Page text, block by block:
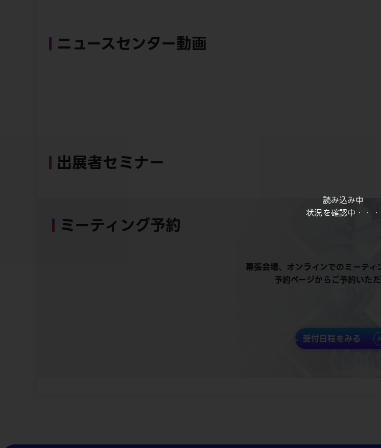
読み込み中
状況を確認中・・・
ニュースセンター動画
出展者セミナー
ミーティング予約
幕張会場、オンラインでのミーティ
予約ページからご予約いただ
受付日程をみる